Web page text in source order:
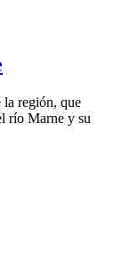
la región, que
río Marne y su